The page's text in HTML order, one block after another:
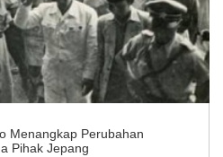
Menangkap Perubahan
Pihak Jepang